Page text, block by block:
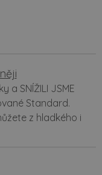
a SNÍŽILI JSME
Standard.
z hladkého i